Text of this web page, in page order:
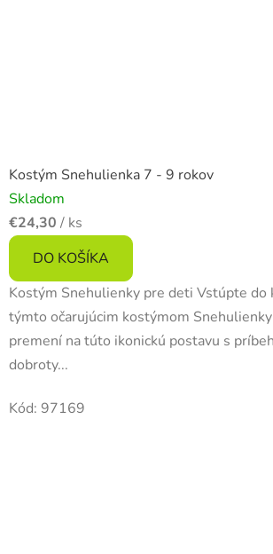
Kostým Snehulienka 7 - 9 rokov
Skladom
€24,30 / ks
DO KOŠÍKA
Kostým Snehulienky pre deti Vstúpte do
týmto očarujúcim kostýmom
premení na túto ikonickú postavu s
dobroty...
Kód: 97169